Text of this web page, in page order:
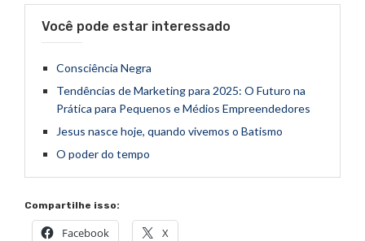
Você pode estar interessado
Consciência Negra
Tendências de Marketing para 2025: O Futuro na
Prática para Pequenos e Médios Empreendedores
Jesus nasce hoje, quando vivemos o Batismo
O poder do tempo
Compartilhe isso:
Facebook X